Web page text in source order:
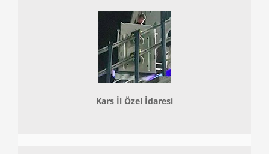
Kars İl Özel İdaresi